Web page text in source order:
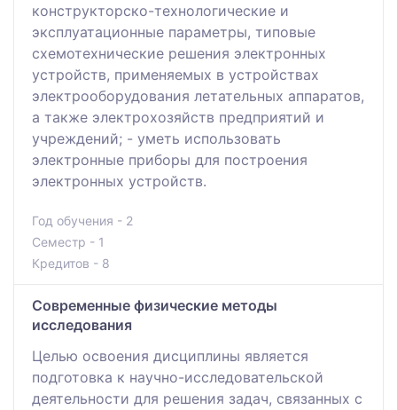
конструкторско-технологические и
эксплуатационные параметры, типовые
схемотехнические решения электронных
устройств, применяемых в устройствах
электрооборудования летательных аппаратов,
а также электрохозяйств предприятий и
учреждений; - уметь использовать
электронные приборы для построения
электронных устройств.
Год обучения - 2
Семестр - 1
Кредитов - 8
Современные физические методы
исследования
Целью освоения дисциплины является
подготовка к научно-исследовательской
деятельности для решения задач, связанных с